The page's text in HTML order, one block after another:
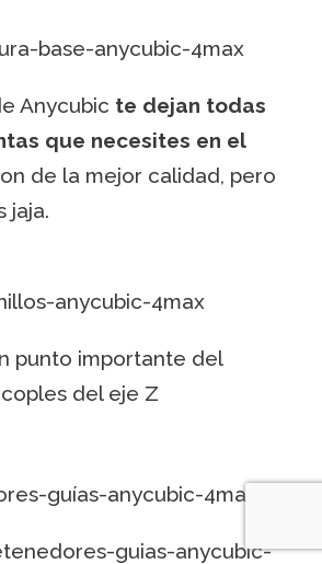
Anycubic te dejan todas
que necesites en el
de la mejor calidad, pero
jaja.
punto importante del
del eje Z